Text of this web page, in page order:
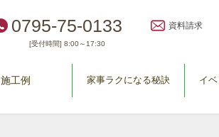
0795-75-0133
[受付時間] 8:00～17:30
資料請求
施工例 家事ラクになる秘訣 イ